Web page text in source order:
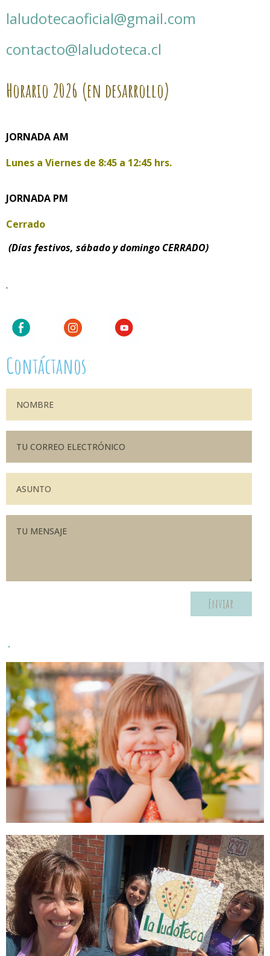
laludotecaoficial@gmail.com
contacto@laludoteca.cl
Horario 2026 (en desarrollo)
JORNADA AM
Lunes a Viernes de 8:45 a 12:45 hrs.
JORNADA PM
Cerrado
(Días festivos, sábado y domingo CERRADO)
.
Contáctanos
Enviar
.